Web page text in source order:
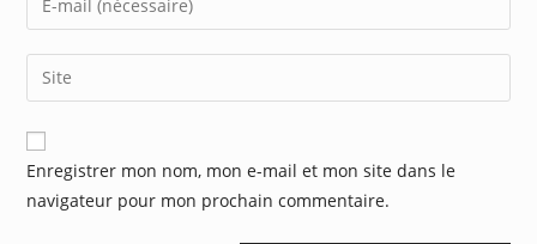
Enregistrer mon nom, mon e-mail et mon site dans le
navigateur pour mon prochain commentaire.